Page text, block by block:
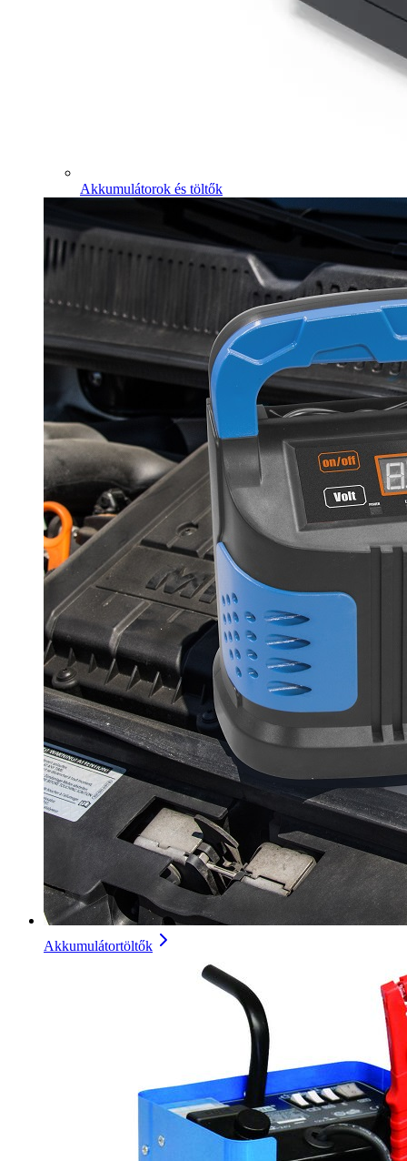
Akkumulátorok és töltők
Akkumulátortöltők